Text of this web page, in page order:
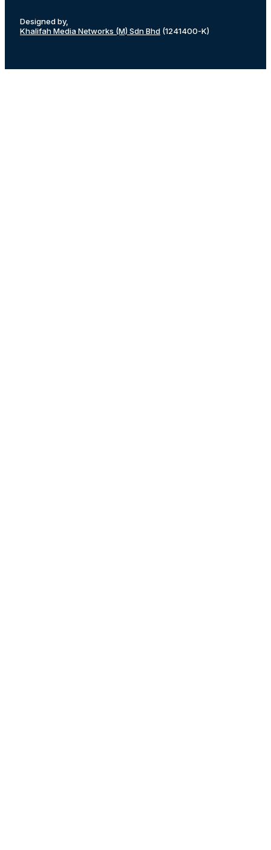
Designed by,
Khalifah Media Networks (M) Sdn Bhd (1241400-K)